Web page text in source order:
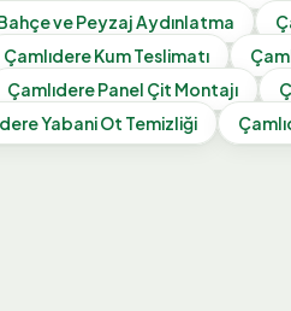
ve Peyzaj Aydınlatma
ÇamlıdereKum Teslimatı
ÇamlıderePanel Çit Montajı
Yabani Ot Temizliği